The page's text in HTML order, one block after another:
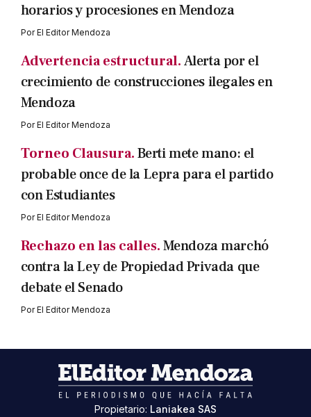
horarios y procesiones en Mendoza
PorEl Editor Mendoza
Advertencia estructural.Alerta por el
crecimiento de construcciones ilegales en
Mendoza
PorEl Editor Mendoza
Torneo Clausura.Berti mete mano: el
probable once de la Lepra para el partido
con Estudiantes
PorEl Editor Mendoza
Rechazo en las calles.Mendoza marchó
contra la Ley de Propiedad Privada que
debate el Senado
PorEl Editor Mendoza
Propietario: Laniakea SAS